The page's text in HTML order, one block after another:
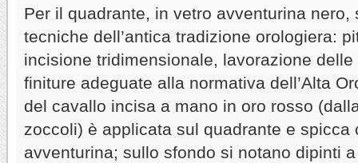
Per il quadrante, in vetro avventurina nero,
tecniche dell’antica tradizione orologiera:
incisione tridimensionale, lavorazione
finiture adeguate alla normativa dell’Alta
del cavallo incisa a mano in oro rosso
zoccoli) è applicata sul quadrante e spicca
avventurina; sullo sfondo si notano dipinti